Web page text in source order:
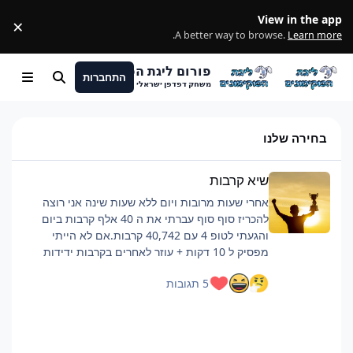
View in the app
A better way to browse. Learn more
.
×
פורום ליגת הפוקימונים
משחק דפדפן ישראלי
התחברות חיפוש Menu
בחירה שלנו
שיא קרבות
אחרי שעות מרובות ויום ללא שעות שינה אני רוצה
להכריז סוף סוף עברתי את ה 40 אלף קרבות ביום
והגעתי לטופ 4 עם 40,742 קרבות.אם לא הייתי
מפסיק ל 10 דקות + עוזר לאחרים בקרבות ידידות
שזה היה קשה וגמר לי את החיים, אבל אם אתם כבר
5 תגובות